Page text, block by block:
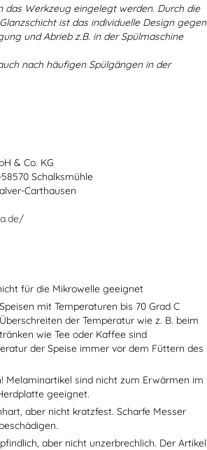
das Werkzeug eingelegt werden. Durch die
ist das individuelle Design gegen
und Abrieb z.B. in der Spülmaschine
nach häufigen Spülgängen in der
& Co. KG
Schalksmühle
Carthausen
für die Mikrowelle geeignet
mit Temperaturen bis 70 Grad C
der Temperatur wie z. B. beim
wie Tee oder Kaffee sind
der Speise immer vor dem Füttern des
Melaminartikel sind nicht zum Erwärmen im
geeignet.
aber nicht kratzfest. Scharfe Messer
aber nicht unzerbrechlich. Der Artikel